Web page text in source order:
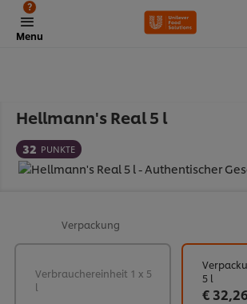
Menu
?
Hellmann's Real 5 l
32 PUNKTE
Verpackung
Verbrauchereinheit 1 x 5
l
5 l
€ 32,26